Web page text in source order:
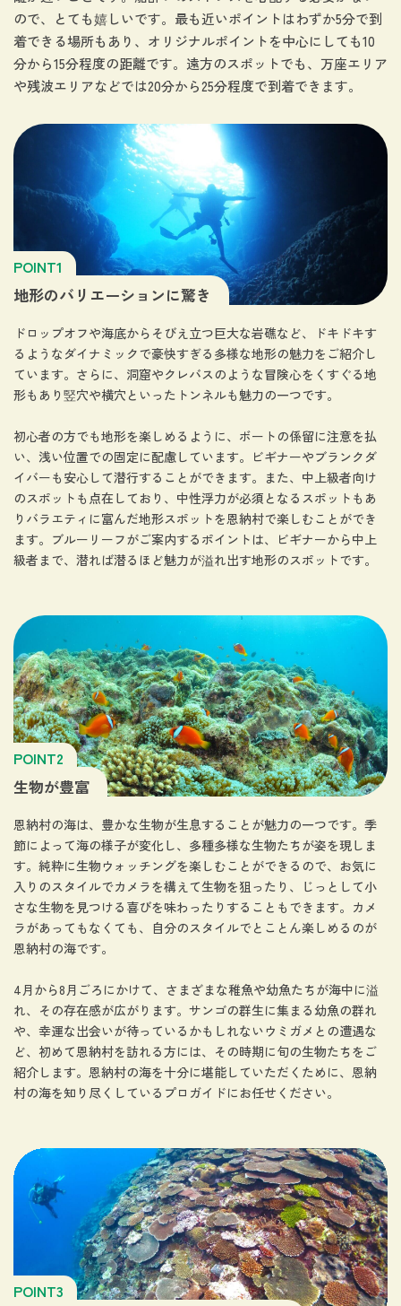
ので、とても嬉しいです。最も近いポイントはわずか5分で到
着できる場所もあり、オリジナルポイントを中心にしても10
分から15分程度の距離です。遠方のスポットでも、万座エリア
や残波エリアなどでは20分から25分程度で到着できます。
POINT1
地形のバリエーションに驚き
ドロップオフや海底からそびえ立つ巨大な岩礁など、ドキドキす
るようなダイナミックで豪快すぎる多様な地形の魅力をご紹介し
ています。さらに、洞窟やクレバスのような冒険心をくすぐる地
形もあり竪穴や横穴といったトンネルも魅力の一つです。
初心者の方でも地形を楽しめるように、ボートの係留に注意を払
い、浅い位置での固定に配慮しています。ビギナーやブランクダ
イバーも安心して潜行することができます。また、中上級者向け
のスポットも点在しており、中性浮力が必須となるスポットもあ
りバラエティに富んだ地形スポットを恩納村で楽しむことができ
ます。ブルーリーフがご案内するポイントは、ビギナーから中上
級者まで、潜れば潜るほど魅力が溢れ出す地形のスポットです。
POINT2
生物が豊富
恩納村の海は、豊かな生物が生息することが魅力の一つです。季
節によって海の様子が変化し、多種多様な生物たちが姿を現しま
す。純粋に生物ウォッチングを楽しむことができるので、お気に
入りのスタイルでカメラを構えて生物を狙ったり、じっとして小
さな生物を見つける喜びを味わったりすることもできます。カメ
ラがあってもなくても、自分のスタイルでとことん楽しめるのが
恩納村の海です。
4月から8月ごろにかけて、さまざまな稚魚や幼魚たちが海中に溢
れ、その存在感が広がります。サンゴの群生に集まる幼魚の群れ
や、幸運な出会いが待っているかもしれないウミガメとの遭遇な
ど、初めて恩納村を訪れる方には、その時期に旬の生物たちをご
紹介します。恩納村の海を十分に堪能していただくために、恩納
村の海を知り尽くしているプロガイドにお任せください。
POINT3